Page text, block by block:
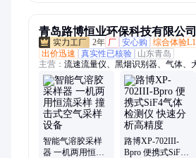
青岛路博恒业环保科技有限公司
2年 厂 安心购 综合体验L1
出价迅速
真实性已核验
山东青岛
主营： 流速流量仪、黑烟识别器、气体、
在线自动水质采样器、检测仪、林格曼黑
收检测仪、生物安全柜、天平、土壤、β
温仪、测距仪、辐照计、辐射仪、油烟检
仪、恒温恒湿称重系统、噪声计、粉尘仪
测仪
智能气溶胶采样
器 一机两用恒流
路博XP-702III-
Bpro 便携式SiF4